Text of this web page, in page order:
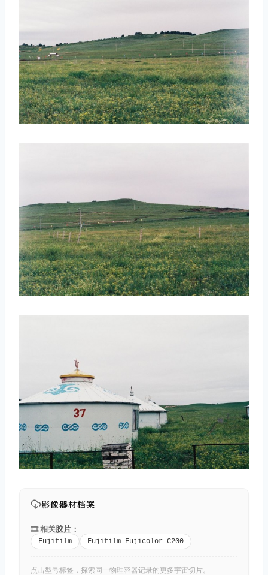
影像器材档案
🎞️ 相关胶片 ：
Fujifilm Fujifilm Fujicolor C200
点击型号标签，探索同一物理容器记录的更多宇宙切片。
取消 搜索